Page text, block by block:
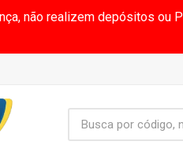
não realizem depósitos ou